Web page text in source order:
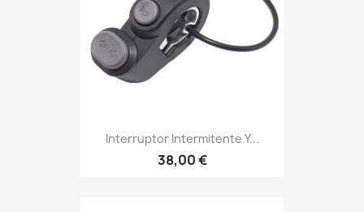
Interruptor Intermitente Y...
38,00 €